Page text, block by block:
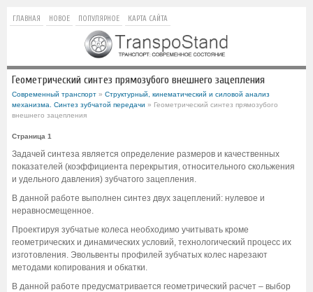
ГЛАВНАЯ НОВОЕ ПОПУЛЯРНОЕ КАРТА САЙТА
Геометрический синтез прямозубого внешнего зацепления
Современный транспорт » Структурный, кинематический и силовой анализ
механизма. Синтез зубчатой передачи » Геометрический синтез прямозубого
внешнего зацепления
Страница 1
Задачей синтеза является определение размеров и качественных
показателей (коэффициента перекрытия, относительного скольжения
и удельного давления) зубчатого зацепления.
В данной работе выполнен синтез двух зацеплений: нулевое и
неравносмещенное.
Проектируя зубчатые колеса необходимо учитывать кроме
геометрических и динамических условий, технологический процесс их
изготовления. Эвольвенты профилей зубчатых колес нарезают
методами копирования и обкатки.
В данной работе предусматривается геометрический расчет – выбор